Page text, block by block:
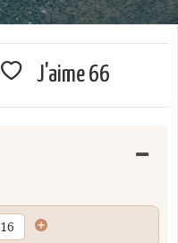
J'aime66